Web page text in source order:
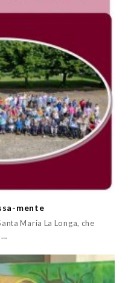
mente
Maria La Longa, che